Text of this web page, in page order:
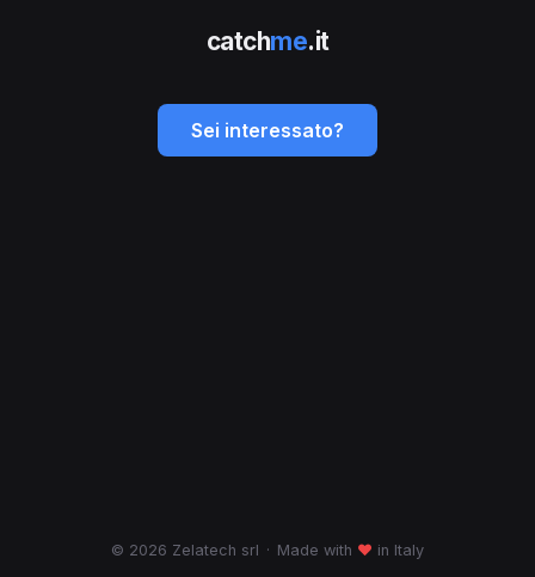
catchme.it
Sei interessato?
© 2026 Zelatech srl · Made with ♥ in Italy